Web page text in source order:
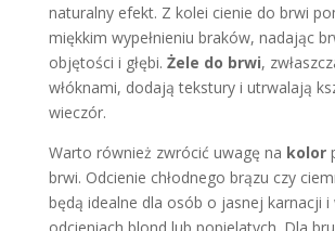
naturalny efekt. Z kolei cienie do brwi
miękkim wypełnieniu braków, nadając
objętości i głębi. Żele do brwi,
włóknami, dodają tekstury i utrwalają
wieczór.
Warto również zwrócić uwagę na kolor
brwi. Odcienie chłodnego brązu czy
będą idealne dla osób o jasnej karnacji i
odcieniach blond lub popielatych. Dla